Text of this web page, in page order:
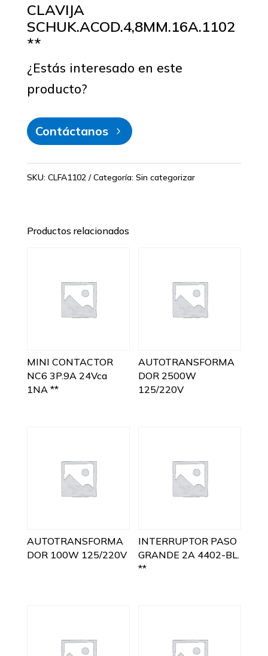
CLAVIJA
SCHUK.ACOD.4,8MM.16A.1102
**
¿Estás interesado en este
producto?
Contáctanos
SKU: CLFA1102 Categoría: Sin categorizar
Productos relacionados
MINI CONTACTOR
NC6 3P.9A 24Vca
1NA **
AUTOTRANSFORMA
DOR 2500W
125/220V
AUTOTRANSFORMA
DOR 100W 125/220V
INTERRUPTOR PASO
GRANDE 2A 4402-BL.
**